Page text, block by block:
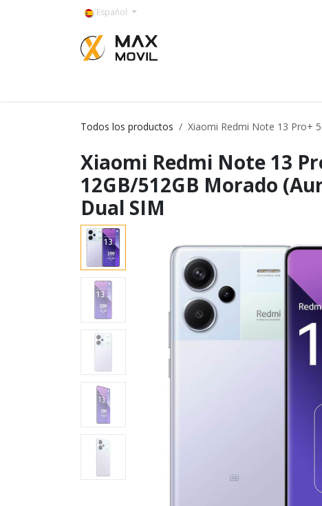
Español
Todos los productos Xiaomi Redmi Note 13 Pro+
Xiaomi Redmi Note 13
12GB/512GB Morado
Dual SIM